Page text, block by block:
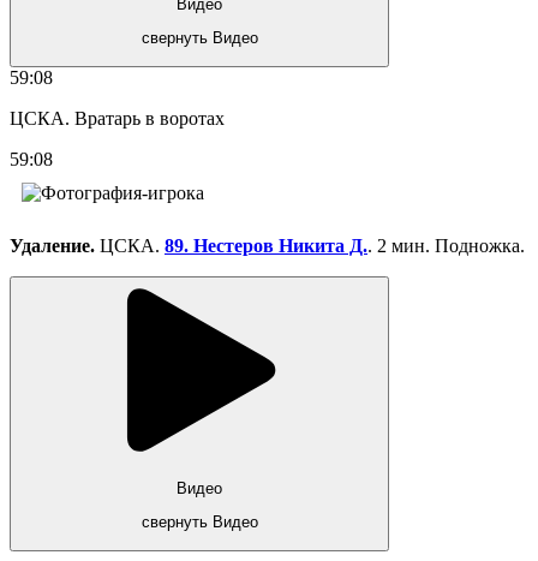
Видео
свернуть Видео
59:08
ЦСКА. Вратарь в воротах
59:08
Удаление. ЦСКА. 89. Нестеров Никита Д.. 2 мин. Подножка.
Видео
свернуть Видео